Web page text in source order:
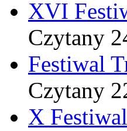
XVI
Czytany
Festiwal
Czytany
X